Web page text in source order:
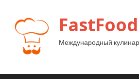
Международный